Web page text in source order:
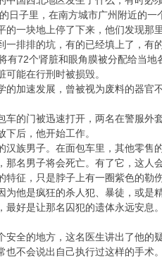
日子里，在南方城市广州附近的
的一块地上停了下来，他们发现
一排排的坑，有的已经填上了，有
有72个肾脏和眼角膜被分配给当
能在行刑时被损毁。
的加速发展，曾被视为废料的器官
车的门被迅速打开，两名在警服外
后，他开始工作。
汉族男子。在面包车里，其他零售
那名男子将会死亡。有了它，这人
特征，只是脖子上有一圈紫色的勒
为他是疯狂的杀人犯、暴徒，或
最好是让那名囚犯的遗体永远安
安全的地方，这名医生讲出了他
也不会说出自己执行过这样的手